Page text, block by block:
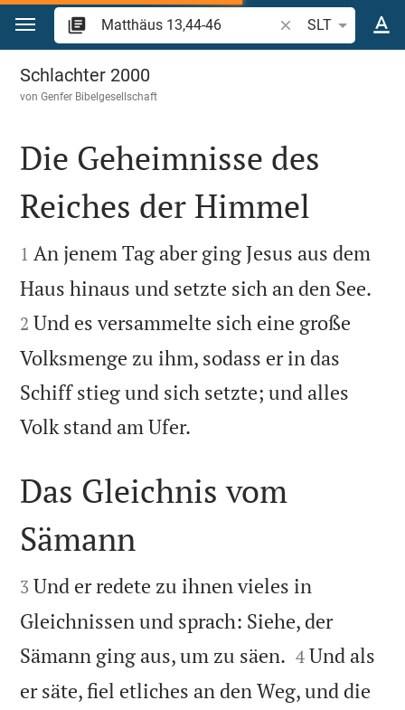
Zum Inhalt springen
Bibelstelle oder
SLT
Matthäus 13
Schlachter 2000
vonGenfer Bibelgesellschaft

Die Geheimnisse des
Reiches der Himmel

1 An jenem Tag aber ging Jesus aus dem
Haus hinaus und setzte sich an den See.
2 Und es versammelte sich eine große
Volksmenge zu ihm, sodass er in das
Schiff stieg und sich setzte; und alles
Volk stand am Ufer.

Das Gleichnis vom
Sämann

3 Und er redete zu ihnen vieles in
Gleichnissen und sprach: Siehe, der
Sämann ging aus, um zu säen. 

4 Und als
er säte, fiel etliches an den Weg, und die